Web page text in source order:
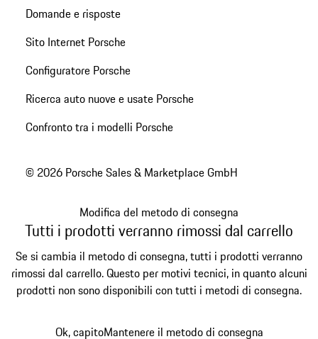
Domande e risposte
Sito Internet Porsche
Configuratore Porsche
Ricerca auto nuove e usate Porsche
Confronto tra i modelli Porsche
© 2026 Porsche Sales & Marketplace GmbH
Modifica del metodo di consegna
Tutti i prodotti verranno rimossi dal carrello
Se si cambia il metodo di consegna, tutti i prodotti verranno
rimossi dal carrello. Questo per motivi tecnici, in quanto alcuni
prodotti non sono disponibili con tutti i metodi di consegna.
Ok, capitoMantenere il metodo di consegna